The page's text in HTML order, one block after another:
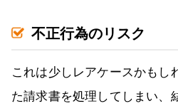
不正行為のリスク
これは少しレアケースかもし
た請求書を処理してしまい、